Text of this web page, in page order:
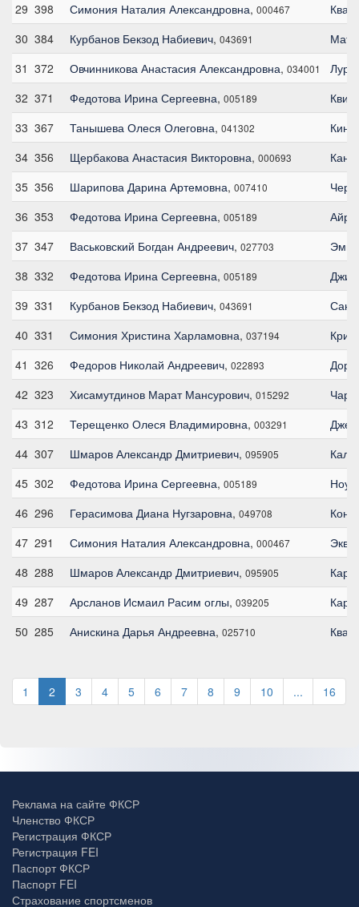
29 398 Симония Наталия Александровна, 000467
30 384 Курбанов Бекзод Набиевич, 043691
31 372 Овчинникова Анастасия Александровна, 034001
32 371 Федотова Ирина Сергеевна, 005189
Квин
33 367 Танышева Олеся Олеговна, 041302
34 356 Щербакова Анастасия Викторовна, 000693
35 356 Шарипова Дарина Артемовна, 007410
36 353 Федотова Ирина Сергеевна, 005189
37 347 Васьковский Богдан Андреевич, 027703
38 332 Федотова Ирина Сергеевна, 005189
39 331 Курбанов Бекзод Набиевич, 043691
40 331 Симония Христина Харламовна, 037194
41 326 Федоров Николай Андреевич, 022893
42 323 Хисамутдинов Марат Мансурович, 015292
43 312 Терещенко Олеся Владимировна, 003291
44 307 Шмаров Александр Дмитриевич, 095905
45 302 Федотова Ирина Сергеевна, 005189
Ноу
46 296 Герасимова Диана Нугзаровна, 049708
47 291 Симония Наталия Александровна, 000467
48 288 Шмаров Александр Дмитриевич, 095905
49 287 Арсланов Исмаил Расим оглы, 039205
50 285 Анискина Дарья Андреевна, 025710
1 2 3 4 5 6 7 8 9 10 ... 16
Реклама на сайте ФКСР
Членство ФКСР
Регистрация ФКСР
Регистрация FEI
Паспорт ФКСР
Паспорт FEI
Страхование спортсменов